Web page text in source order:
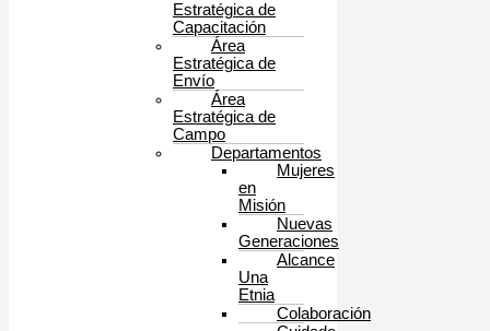
Estratégica de
Capacitación
Área
Estratégica de
Envío
Área
Estratégica de
Campo
Departamentos
Mujeres
en
Misión
Nuevas
Generaciones
Alcance
Una
Etnia
Colaboración